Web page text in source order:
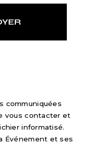
communiquées
vous contacter et
informatisé.
Événement et ses